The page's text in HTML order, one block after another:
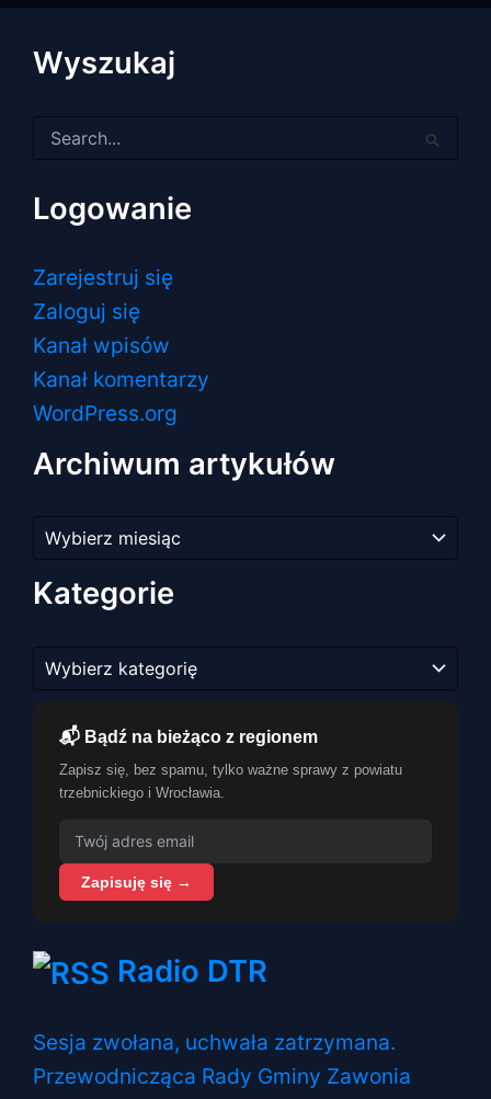
Wyszukaj
dla:
Logowanie
Zarejestruj się
Zaloguj się
Kanał wpisów
Kanał komentarzy
WordPress.org
Archiwum artykułów
artykułów
Kategorie
📬 Bądź na bieżąco z regionem
Zapisz się, bez spamu, tylko ważne sprawy z powiatu
trzebnickiego i Wrocławia.
Zapisuję się →
Radio DTR
Sesja zwołana, uchwała zatrzymana.
Przewodnicząca Rady Gminy Zawonia